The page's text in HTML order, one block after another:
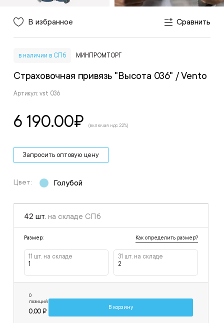
В избранное Сравнить
в наличии в СПб МИНПРОМТОРГ
Страховочная привязь "Высота 036" / Vento
Артикул: vst 036
6 190.00₽ (включая ндс 22%)
Запросить оптовую цену
Цвет: Голубой
42 шт. на складе СПб
Размер: Как определить размер?
11 шт. на складе
1
31 шт. на складе
2
0
позиций
0,00 ₽
В корзину